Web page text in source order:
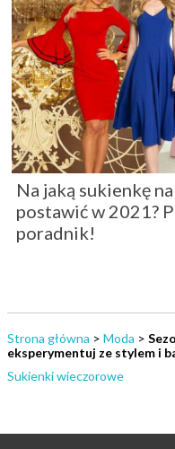
Na jaką sukienkę
postawić w 2021?
poradnik!
Strona główna > Moda >
eksperymentuj ze stylem i
Sukienki wieczorowe